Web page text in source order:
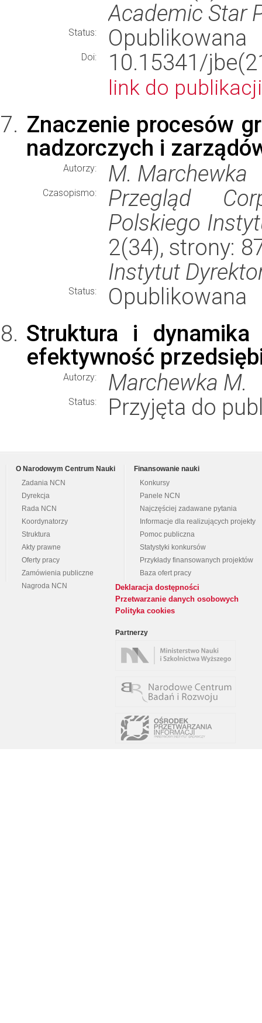
Academic Star
Status: Opublikowana
Doi: 10.15341/
link do publikacji
Znaczenie procesów
nadzorczych i
Autorzy: M. Marchewka
Czasopismo:
Przegląd
Polskiego
2(34), strony:
Instytut
Status:
Opublikowana
Struktura i
efektywność
Autorzy: Marchewka M.
Status: Przyjęta do
O Narodowym Centrum Nauki
Zadania NCN
Dyrekcja
Rada NCN
Koordynatorzy
Struktura
Akty prawne
Oferty pracy
Zamówienia publiczne
Nagroda NCN
Finansowanie nauki
Konkursy
Panele NCN
Najczęściej zadawane pytania
Informacje dla realizujących projekty
Pomoc publiczna
Statystyki konkursów
Przykłady finansowanych projektów
Baza ofert pracy
Deklaracja dostępności
Przetwarzanie danych osobowych
Polityka cookies
Partnerzy